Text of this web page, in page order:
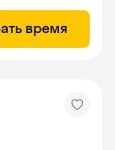
время